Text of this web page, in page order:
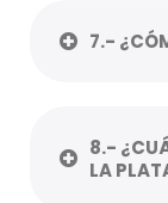
7.-
8.-
LA